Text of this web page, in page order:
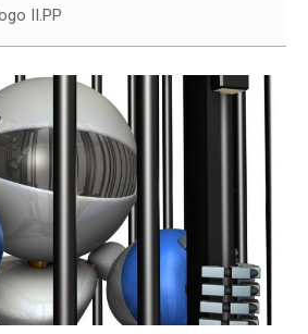
II.PP